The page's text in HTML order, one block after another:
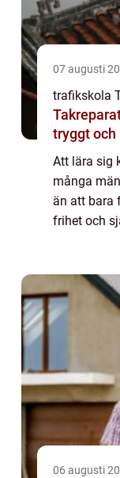
07 augusti
trafikskola
Takreparation så håller du
tryggt
Att lära sig
många
än att bara
frihet och
06 augusti